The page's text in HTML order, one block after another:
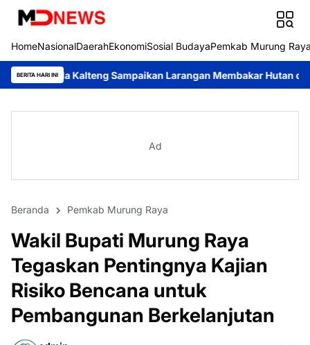
HomeNasionalDaerahEkonomiSosial BudayaPemkab Murung
BERITA HARI INI
Sampaikan Larangan Membakar Hutan dan Lahan
Ad
Beranda Pemkab Murung Raya
Wakil Bupati Murung Raya
Tegaskan Pentingnya Kajian
Risiko Bencana untuk
Pembangunan Berkelanjutan